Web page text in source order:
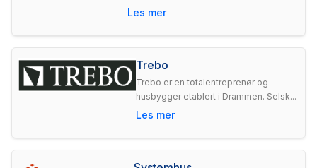
Les mer
Trebo
Trebo er en totalentreprenør og
husbygger etablert i Drammen. Selsk...
Les mer